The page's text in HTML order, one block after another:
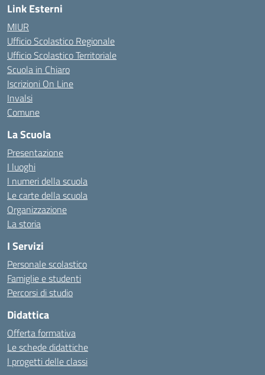
Link Esterni
MIUR
Ufficio Scolastico Regionale
Ufficio Scolastico Territoriale
Scuola in Chiaro
Iscrizioni On Line
Invalsi
Comune
La Scuola
Presentazione
I luoghi
I numeri della scuola
Le carte della scuola
Organizzazione
La storia
I Servizi
Personale scolastico
Famiglie e studenti
Percorsi di studio
Didattica
Offerta formativa
Le schede didattiche
I progetti delle classi